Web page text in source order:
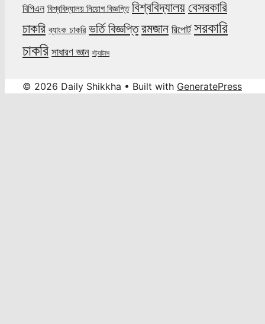
বিপিএল বিশ্ববিদ্যালয় নিয়োগ বিজ্ঞপ্তি বিশ্ববিদ্যালয়বেসরকারি
চাকরি ব্যাংক চাকরি ভর্তি বিজ্ঞপ্তিরমজান রিপোর্ট সরকারি
চাকরি সাধারণ জ্ঞান স্ট্যাটাস
© 2026 Daily Shikkha • Built with GeneratePress